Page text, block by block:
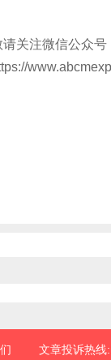
关注微信公众
文章投诉热